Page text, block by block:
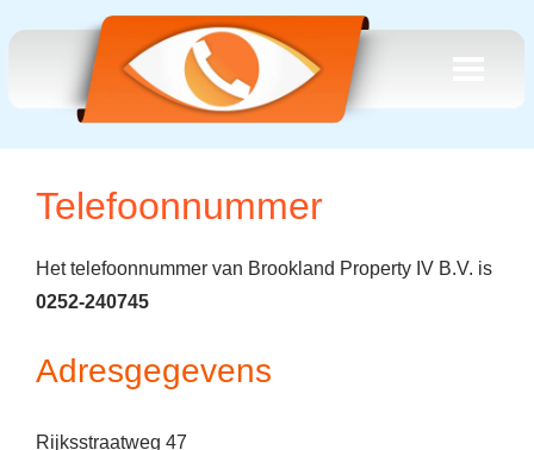
Telefoonnummer
Het telefoonnummer van Brookland Property IV B.V. is
0252-240745
Adresgegevens
Rijksstraatweg 47